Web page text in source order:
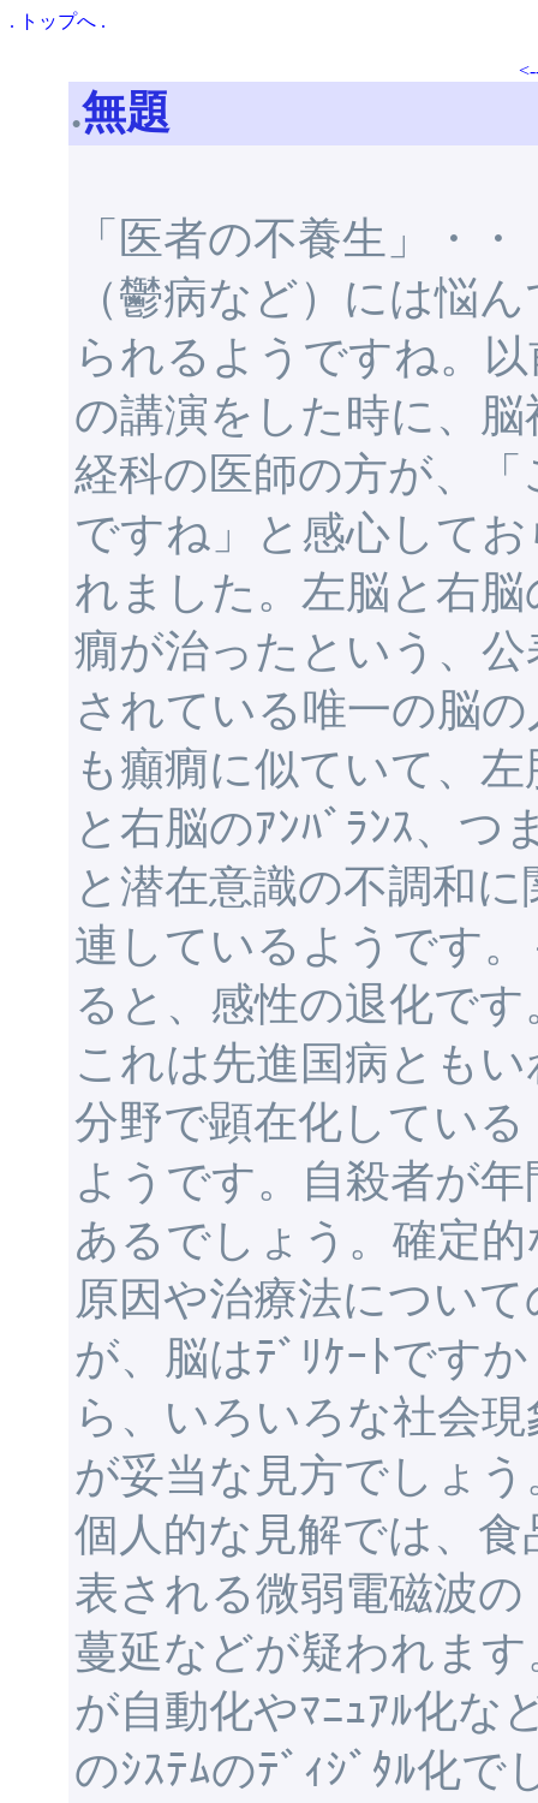
. トップへ .
.無題
「医者の不養生」・
（鬱病など）には悩
られるようですね。
の講演をした時に、脳
経科の医師の方が、
ですね」と感心してお
れました。左脳と右
癇が治ったという、公
されている唯一の脳
も癲癇に似ていて、左
と右脳のｱﾝﾊﾞﾗﾝｽ、つ
と潜在意識の不調和に
連しているようです
ると、感性の退化です
これは先進国病とも
分野で顕在化している
ようです。自殺者が
あるでしょう。確定的
原因や治療法につい
が、脳はﾃﾞﾘｹｰﾄですか
ら、いろいろな社会
が妥当な見方でしょう
個人的な見解では、
表される微弱電磁波の
蔓延などが疑われま
が自動化やﾏﾆｭｱﾙ化な
のｼｽﾃﾑのﾃﾞｨｼﾞﾀﾙ化